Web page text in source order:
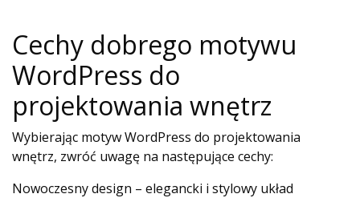
Cechy dobrego motywu
WordPress do
projektowania wnętrz
Wybierając motyw WordPress do projektowania
wnętrz, zwróć uwagę na następujące cechy:
Nowoczesny design – elegancki i stylowy układ